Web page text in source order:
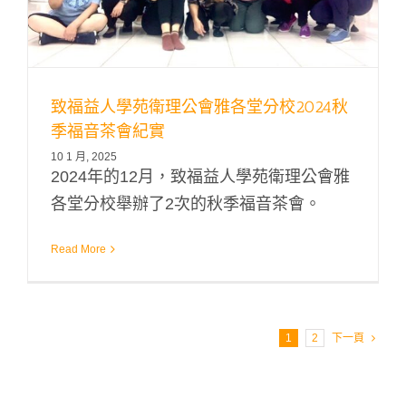
致福益人學苑衛理公會雅各堂分校2024秋
季福音茶會紀實
10 1 月, 2025
2024年的12月，致福益人學苑衛理公會雅
各堂分校舉辦了2次的秋季福音茶會。
Read More
1 2 下一頁